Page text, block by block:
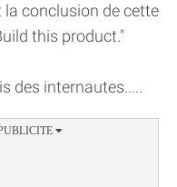
conclusion de cette
this product."
des internautes.....